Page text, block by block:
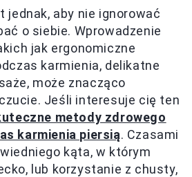
jednak, aby nie ignorować
o siebie. Wprowadzenie
jak ergonomiczne
karmienia, delikatne
może znacząco
Jeśli interesuje cię ten
metody zdrowego
karmienia piersią. Czasami
kąta, w którym
lub korzystanie z chusty,